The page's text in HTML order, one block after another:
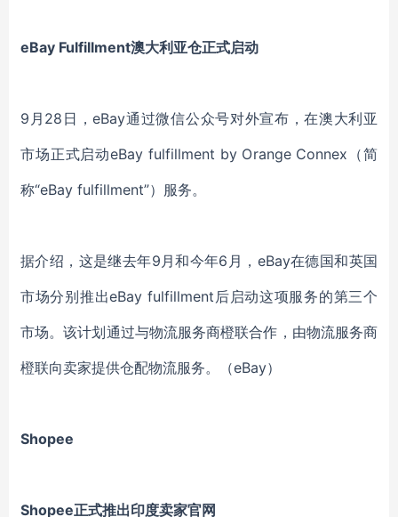
eBay Fulfillment澳大利亚仓正式启动
9月28日，eBay通过微信公众号对外宣布，在澳大利亚
市场正式启动eBay fulfillment by Orange Connex（简
称“eBay fulfillment”）服务。
据介绍，这是继去年9月和今年6月，eBay在德国和英国
市场分别推出eBay fulfillment后启动这项服务的第三个
市场。该计划通过与物流服务商橙联合作，由物流服务商
橙联向卖家提供仓配物流服务。
（eBay）
Shopee
Shopee正式推出印度卖家官网